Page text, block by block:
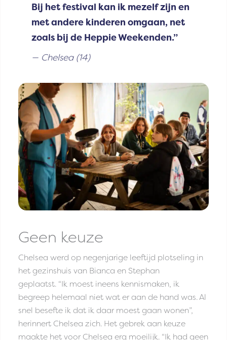
Bij het festival kan ik mezelf zijn en
met andere kinderen omgaan, net
zoals bij de Heppie Weekenden.”
Chelsea (14)
Geen keuze
Chelsea werd op negenjarige leeftijd plotseling in
het gezinshuis van Bianca en Stephan
geplaatst. “Ik moest ineens kennismaken, ik
begreep helemaal niet wat er aan de hand was. Al
snel besefte ik dat ik daar moest gaan wonen”,
herinnert Chelsea zich. Het gebrek aan keuze
maakte het voor Chelsea erg moeilijk. “Ik had geen